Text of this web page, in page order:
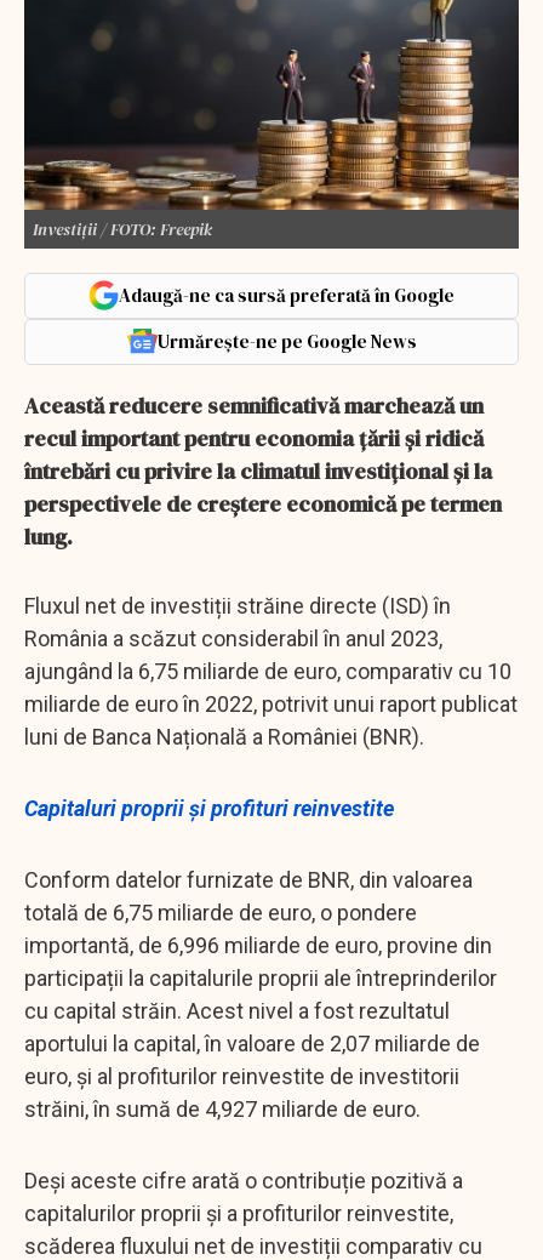
Investiții / FOTO: Freepik
Adaugă-ne ca sursă preferată în Google
Urmărește-ne pe Google News
Această reducere semnificativă marchează un
recul important pentru economia țării și ridică
întrebări cu privire la climatul investițional și la
perspectivele de creștere economică pe termen
lung.
Fluxul net de investiții străine directe (ISD) în
România a scăzut considerabil în anul 2023,
ajungând la 6,75 miliarde de euro, comparativ cu 10
miliarde de euro în 2022, potrivit unui raport publicat
luni de Banca Națională a României (BNR).
Capitaluri proprii și profituri reinvestite
Conform datelor furnizate de BNR, din valoarea
totală de 6,75 miliarde de euro, o pondere
importantă, de 6,996 miliarde de euro, provine din
participații la capitalurile proprii ale întreprinderilor
cu capital străin. Acest nivel a fost rezultatul
aportului la capital, în valoare de 2,07 miliarde de
euro, și al profiturilor reinvestite de investitorii
străini, în sumă de 4,927 miliarde de euro.
Deși aceste cifre arată o contribuție pozitivă a
capitalurilor proprii și a profiturilor reinvestite,
scăderea fluxului net de investiții comparativ cu